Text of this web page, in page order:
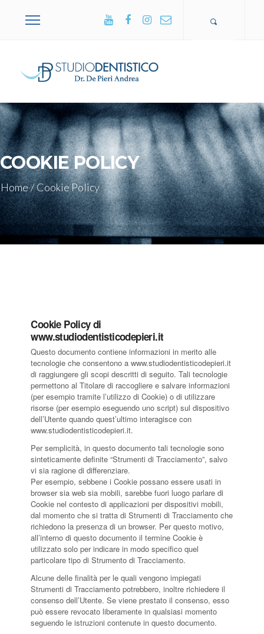
COOKIE POLICY
Home/Cookie Policy
Cookie Policy di
www.studiodentisticodepieri.it
Questo documento contiene informazioni in merito alle
tecnologie che consentono a www.studiodentisticodepieri.it
di raggiungere gli scopi descritti di seguito. Tali tecnologie
permettono al Titolare di raccogliere e salvare informazioni
(per esempio tramite l’utilizzo di Cookie) o di utilizzare
risorse (per esempio eseguendo uno script) sul dispositivo
dell’Utente quando quest’ultimo interagisce con
www.studiodentisticodepieri.it.
Per semplicità, in questo documento tali tecnologie sono
sinteticamente definite “Strumenti di Tracciamento”, salvo
vi sia ragione di differenziare.
Per esempio, sebbene i Cookie possano essere usati in
browser sia web sia mobili, sarebbe fuori luogo parlare di
Cookie nel contesto di applicazioni per dispositivi mobili,
dal momento che si tratta di Strumenti di Tracciamento che
richiedono la presenza di un browser. Per questo motivo,
all’interno di questo documento il termine Cookie è
utilizzato solo per indicare in modo specifico quel
particolare tipo di Strumento di Tracciamento.
Alcune delle finalità per le quali vengono impiegati
Strumenti di Tracciamento potrebbero, inoltre richiedere il
consenso dell’Utente. Se viene prestato il consenso, esso
può essere revocato liberamente in qualsiasi momento
seguendo le istruzioni contenute in questo documento.